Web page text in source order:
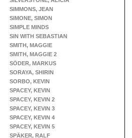
SIMMONS, JEAN
SIMONE, SIMON
SIMPLE MINDS
SIN WITH SEBASTIAN
SMITH, MAGGIE
SMITH, MAGGIE 2
SÖDER, MARKUS
SORAYA, SHIRIN
SORBO, KEVIN
SPACEY, KEVIN
SPACEY, KEVIN 2
SPACEY, KEVIN 3
SPACEY, KEVIN 4
SPACEY, KEVIN 5
SPÄKER, RALF